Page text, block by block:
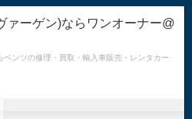
ァーゲン)ならワンオーナー@
ンツの修理・買取・輸入車販売・レンタカー